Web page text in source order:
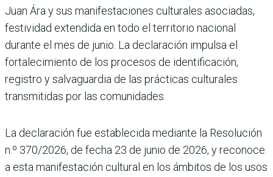
Juan Ára y sus manifestaciones culturales asociadas,
festividad extendida en todo el territorio nacional
durante el mes de junio. La declaración impulsa el
fortalecimiento de los procesos de identificación,
registro y salvaguardia de las prácticas culturales
transmitidas por las comunidades.
La declaración fue establecida mediante la Resolución
n.º 370/2026, de fecha 23 de junio de 2026, y reconoce
a esta manifestación cultural en los ámbitos de los usos